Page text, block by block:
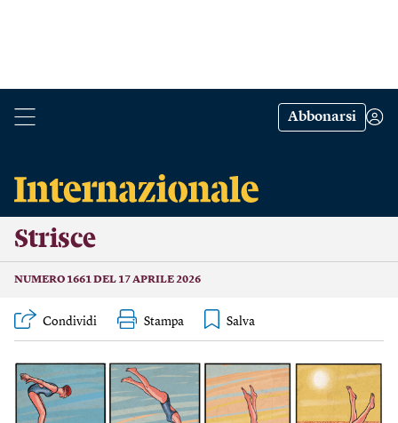
Abbonarsi
Strisce
NUMERO 1661 DEL 17 APRILE 2026
Condividi Stampa